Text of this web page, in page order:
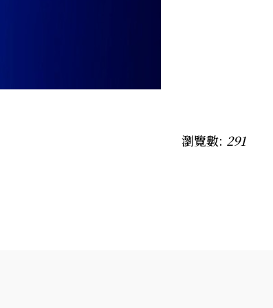
瀏覽數: 291